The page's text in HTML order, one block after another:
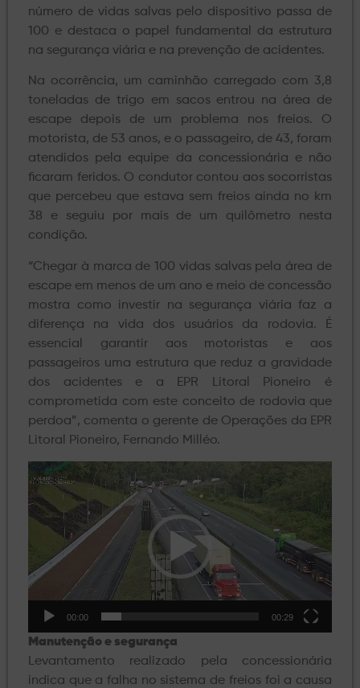
número de vidas salvas pelo dispositivo passa de
100 e destaca o papel fundamental da estrutura
na segurança viária e na prevenção de acidentes.
Na ocorrência, um caminhão carregado com 3,8
toneladas de trigo em sacos entrou na área de
escape depois de um problema nos freios. O
motorista, de 53 anos, e o passageiro, de 43, foram
atendidos pela equipe da concessionária e não
ficaram feridos. O condutor contou aos socorristas
que percebeu que estava sem freios ainda no km
38 e seguiu por mais de um quilômetro nesta
condição.
“Chegar à marca de 100 vidas salvas pela área de
escape em menos de um ano e meio de concessão
mostra como investir na segurança viária faz a
diferença na vida dos usuários da rodovia. É
essencial garantir aos motoristas e aos
passageiros uma estrutura que reduz a gravidade
dos acidentes e a EPR Litoral Pioneiro é
comprometida com este conceito de rodovia que
perdoa”, comenta o gerente de Operações da EPR
Litoral Pioneiro, Fernando Milléo.
Tocador
vídeo
00:00 00:29
Manutenção e segurança
Levantamento realizado pela concessionária
indica que a falha no sistema de freios foi a causa